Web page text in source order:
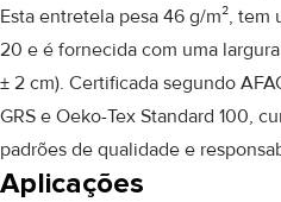
Esta entretela pesa 46 g/m², tem
20 e é fornecida com uma
± 2 cm). Certificada segundo
GRS e Oeko-Tex Standard 100,
padrões de qualidade e
Aplicações